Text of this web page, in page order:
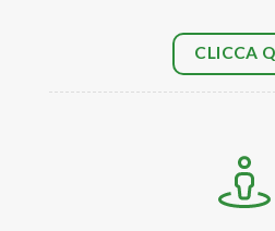
CLICCA